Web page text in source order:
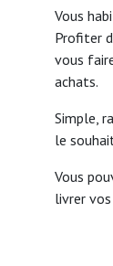
Vous
Profiter
vous
achats.
Simple,
le
Vous
livrer